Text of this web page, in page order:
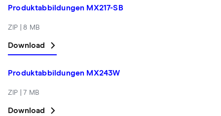
Produktabbildungen MX217-SB
ZIP | 8 MB
Download
Produktabbildungen MX243W
ZIP | 7 MB
Download